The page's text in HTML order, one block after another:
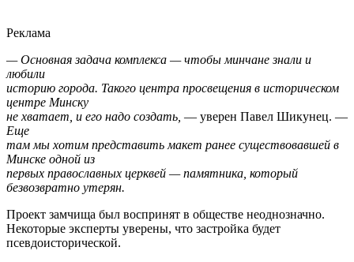
Реклама
— Основная задача комплекса — чтобы минчане знали и
любили
историю города. Такого центра просвещения в историческом
центре Минску
не хватает, и его надо создать, — уверен Павел Шикунец. —
Еще
там мы хотим представить макет ранее существовавшей в
Минске одной из
первых православных церквей — памятника, который
безвозвратно утерян.
Проект замчища был воспринят в обществе неоднозначно.
Некоторые эксперты уверены, что застройка будет
псевдоисторической.